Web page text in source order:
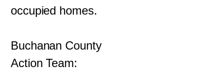
occupied homes.
Buchanan County
Action Team: